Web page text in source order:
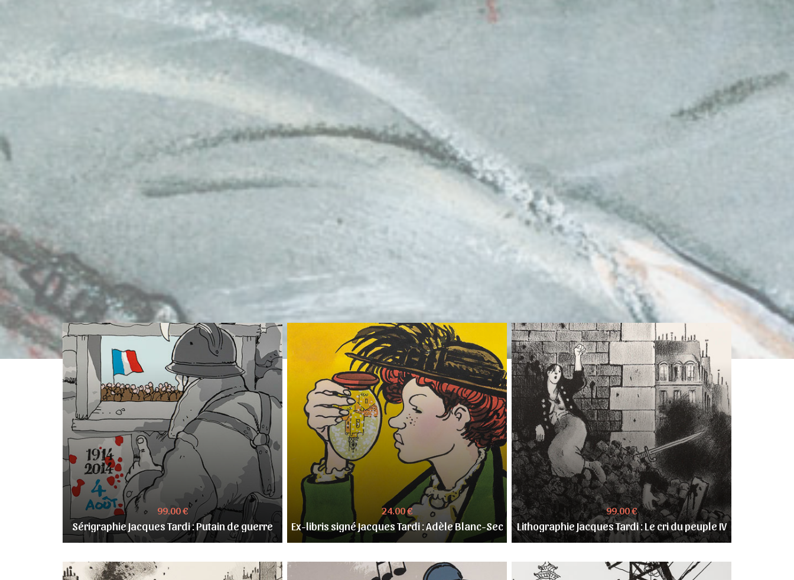
99.00 €
Sérigraphie Jacques Tardi : Putain de guerre
24.00 €
Ex-libris signé Jacques Tardi : Adèle Blanc-Sec
99.00 €
Lithographie Jacques Tardi : Le cri du peuple IV